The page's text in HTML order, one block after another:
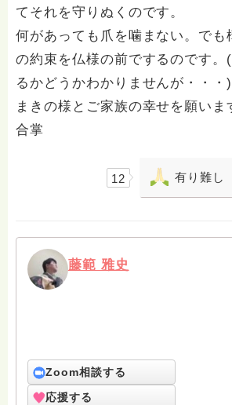
てそれを守りぬくのです。
何があっても爪を噛まない。でも
の約束を仏様の前でするのです。
るかどうかわかりませんが・・・)
まきの様とご家族の幸せを願いま
合掌
12 有り難し
藤範 雅史
Zoom相談する
応援する